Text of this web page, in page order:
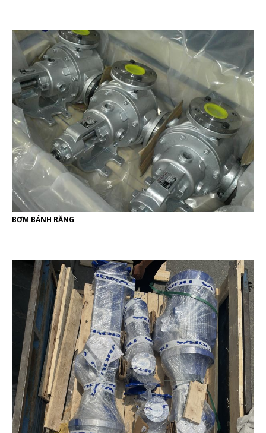
BƠM BÁNH RĂNG